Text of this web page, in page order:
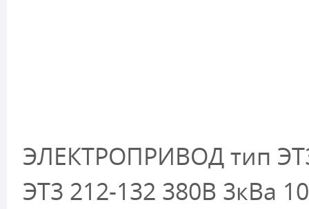
ЭЛЕКТРОПРИВОД тип
ЭТ3 212-132 380В 3кВа